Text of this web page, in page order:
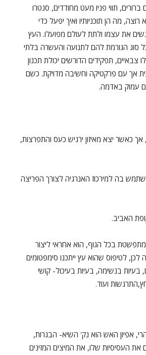
תווי פניו מעט מחודדים, סנטרו
מה הן תוכניותיו ואיך יפעל כדי
את עצמו ולתת לעולם מפועלו. העץ
סוג הגורמת להם לתנועה והעשרה בלתי
צבאיים, תפקידים הדורשים יכולת תכנון
אך עם פרקטיקה וחשיבה מדויקת. כשם
עמוק באדמה.
כאשר יצא מאיזון ירגיש כעס והתפרצות,
בה למירכוז האנרגיה לצורך הפריצה
האביב.
בכל הגוף, הוא אחראי ליצור
לטיפוס שהוא עץ ייתכנו סימפטומים
בעיות בנשימה, בעיות בעיכול- קושי
ועוד.
אפיון האש הוא נק' השיא- הבגרות,
העסיסיות שלו, את המיצים המזינים